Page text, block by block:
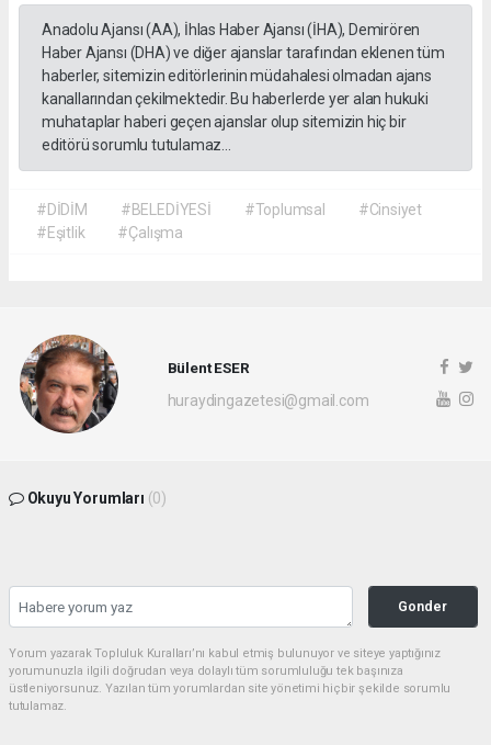
Anadolu Ajansı (AA), İhlas Haber Ajansı (İHA), Demirören
Haber Ajansı (DHA) ve diğer ajanslar tarafından eklenen tüm
haberler, sitemizin editörlerinin müdahalesi olmadan ajans
kanallarından çekilmektedir. Bu haberlerde yer alan hukuki
muhataplar haberi geçen ajanslar olup sitemizin hiç bir
editörü sorumlu tutulamaz...
#DİDİM #BELEDİYESİ #Toplumsal
#Cinsiyet
#Eşitlik
#Çalışma
Bülent ESER
huraydingazetesi@gmail.com
Okuyu Yorumları (0)
Gonder
Yorum yazarak Topluluk Kuralları’nı kabul etmiş bulunuyor ve siteye yaptığınız
yorumunuzla ilgili doğrudan veya dolaylı tüm sorumluluğu tek başınıza
üstleniyorsunuz. Yazılan tüm yorumlardan site yönetimi hiçbir şekilde sorumlu
tutulamaz.